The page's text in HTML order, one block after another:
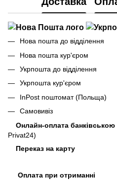
Нова пошта до відділення
Нова пошта кур'єром
Укрпошта до відділення
Укрпошта кур'єром
InPost поштомат (Польща)
Самовивіз
Онлайн-оплата
Privat24)
Переказ на карту
Оплата при отриманні